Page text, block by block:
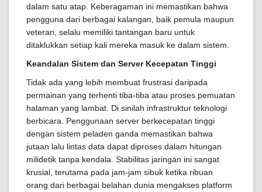
dalam satu atap. Keberagaman ini memastikan bahwa
pengguna dari berbagai kalangan, baik pemula maupun
veteran, selalu memiliki tantangan baru untuk
ditaklukkan setiap kali mereka masuk ke dalam sistem.
Keandalan Sistem dan Server Kecepatan Tinggi
Tidak ada yang lebih membuat frustrasi daripada
permainan yang terhenti tiba-tiba atau proses pemuatan
halaman yang lambat. Di sinilah infrastruktur teknologi
berbicara. Penggunaan server berkecepatan tinggi
dengan sistem peladen ganda memastikan bahwa
jutaan lalu lintas data dapat diproses dalam hitungan
milidetik tanpa kendala. Stabilitas jaringan ini sangat
krusial, terutama pada jam-jam sibuk ketika ribuan
orang dari berbagai belahan dunia mengakses platform